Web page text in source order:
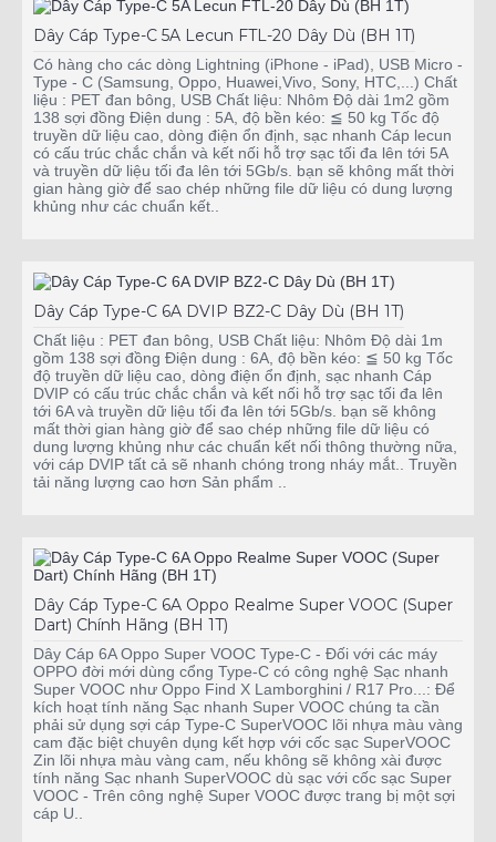
Dây Cáp Type-C 5A Lecun FTL-20 Dây Dù (BH 1T)
Có hàng cho các dòng Lightning (iPhone - iPad), USB Micro -
Type - C (Samsung, Oppo, Huawei,Vivo, Sony, HTC,...) Chất
liệu : PET đan bông, USB Chất liệu: Nhôm Độ dài 1m2 gồm
138 sợi đồng Điện dung : 5A, độ bền kéo: ≦ 50 kg Tốc độ
truyền dữ liệu cao, dòng điện ổn định, sạc nhanh Cáp lecun
có cấu trúc chắc chắn và kết nối hỗ trợ sạc tối đa lên tới 5A
và truyền dữ liệu tối đa lên tới 5Gb/s. bạn sẽ không mất thời
gian hàng giờ để sao chép những file dữ liệu có dung lượng
khủng như các chuẩn kết..
Dây Cáp Type-C 6A DVIP BZ2-C Dây Dù (BH 1T)
Chất liệu : PET đan bông, USB Chất liệu: Nhôm Độ dài 1m
gồm 138 sợi đồng Điện dung : 6A, độ bền kéo: ≦ 50 kg Tốc
độ truyền dữ liệu cao, dòng điện ổn định, sạc nhanh Cáp
DVIP có cấu trúc chắc chắn và kết nối hỗ trợ sạc tối đa lên
tới 6A và truyền dữ liệu tối đa lên tới 5Gb/s. bạn sẽ không
mất thời gian hàng giờ để sao chép những file dữ liệu có
dung lượng khủng như các chuẩn kết nối thông thường nữa,
với cáp DVIP tất cả sẽ nhanh chóng trong nháy mắt.. Truyền
tải năng lượng cao hơn Sản phẩm ..
Dây Cáp Type-C 6A Oppo Realme Super VOOC (Super
Dart) Chính Hãng (BH 1T)
Dây Cáp 6A Oppo Super VOOC Type-C - Đối với các máy
OPPO đời mới dùng cổng Type-C có công nghệ Sạc nhanh
Super VOOC như Oppo Find X Lamborghini / R17 Pro...: Để
kích hoạt tính năng Sạc nhanh Super VOOC chúng ta cần
phải sử dụng sợi cáp Type-C SuperVOOC lõi nhựa màu vàng
cam đặc biệt chuyên dụng kết hợp với cốc sạc SuperVOOC
Zin lõi nhựa màu vàng cam, nếu không sẽ không xài được
tính năng Sạc nhanh SuperVOOC dù sạc với cốc sạc Super
VOOC - Trên công nghệ Super VOOC được trang bị một sợi
cáp U..